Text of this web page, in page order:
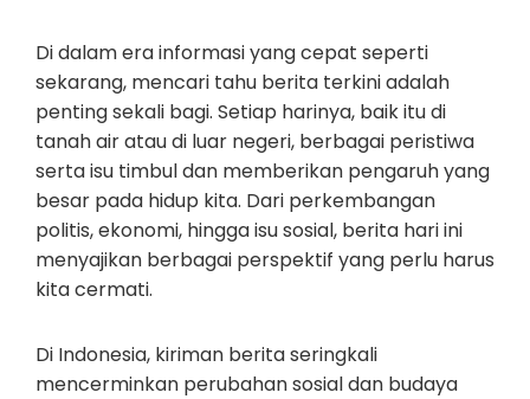
Di dalam era informasi yang cepat seperti
sekarang, mencari tahu berita terkini adalah
penting sekali bagi. Setiap harinya, baik itu di
tanah air atau di luar negeri, berbagai peristiwa
serta isu timbul dan memberikan pengaruh yang
besar pada hidup kita. Dari perkembangan
politis, ekonomi, hingga isu sosial, berita hari ini
menyajikan berbagai perspektif yang perlu harus
kita cermati.
Di Indonesia, kiriman berita seringkali
mencerminkan perubahan sosial dan budaya